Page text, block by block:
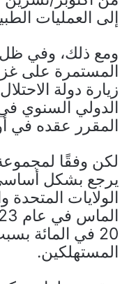
إلى العمليات
ومع ذلك، وفي ظل
المستمرة على
زيارة دولة
الدولي السنوي
المقرر عقده في
لكن وفقًا
يرجع بشكل أساسي
الولايات المتحدة
20 في المائة
المستهلكين.